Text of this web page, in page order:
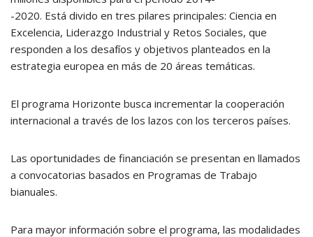
-2020. Está divido en tres pilares principales: Ciencia en
Excelencia, Liderazgo Industrial y Retos Sociales, que
responden a los desafíos y objetivos planteados en la
estrategia europea en más de 20 áreas temáticas.
El programa Horizonte busca incrementar la cooperación
internacional a través de los lazos con los terceros países.
Las oportunidades de financiación se presentan en llamados
a convocatorias basados en Programas de Trabajo
bianuales.
Para mayor información sobre el programa, las modalidades